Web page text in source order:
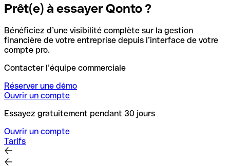
Prêt(e) à essayer Qonto ?
Bénéficiez d’une visibilité complète sur la gestion
financière de votre entreprise depuis l’interface de votre
compte pro.
Contacter l’équipe commerciale
Réserver une démo
Ouvrir un compte
Essayez gratuitement pendant 30 jours
Ouvrir un compte
Tarifs